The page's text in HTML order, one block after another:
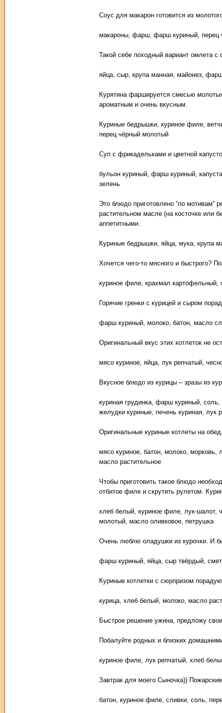
Соус для макарон готовится из
макароны, фарш, фарш куриный, перец
Такой себе походный вариант омлета
яйца, сыр, крупа манная, майонез,
Курятина фаршируется смесью
ароматным и очень вкусным.
Куриные бедрышки, куриное филе,
перец чёрный молотый
Cуп с фрикадельками и цветной
бульон куриный, фарш куриный,
зелень
Это блюдо приготовлено “по мотивам”
растительном масле (на косточке или
аппетитными.
Куриные бедрышки, яйца, мука, крупа
Хочется чего-то мясного и быстрого?
куриное филе, крахмал картофельный,
Горячие гренки с курицей и сыром
фарш куриный, молоко, батон, масло
Оригинальный вкус этих котлеток не
мясо куриное, яйца, лук репчатый,
Вкусное блюдо из курицы – зразы из
куриная грудинка, фарш куриный,
желудки куриные, печень куриная, лук
Оригинальные куриные котлеты на
мясо куриное, батон, молоко, морковь,
масло растительное
Чтобы приготовить такое блюдо
отбитое филе и скрутить рулетом.
хлеб белый, куриное филе, лук-шалот,
молотый, масло оливковое, петрушка
Очень люблю оладушки из курочки. И
фарш куриный, яйца, сыр твёрдый,
Куриные котлетки с сюрпризом
курица, хлеб белый, молоко, масло
Быстрое решение ужина, предложу
Побалуйте родных и близких
куриное филе, лук репчатый, хлеб
Завтрак для моего Сыночка))
батон, куриное филе, сливки, соль,